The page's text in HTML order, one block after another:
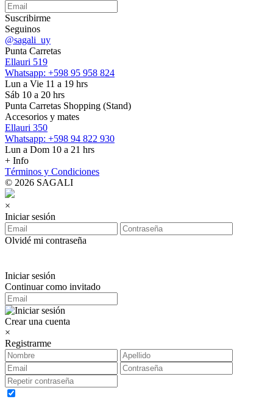
Suscribirme
Seguinos
@sagali_uy
Punta Carretas
Ellauri 519
Whatsapp: +598 95 958 824
Lun a Vie 11 a 19 hrs
Sáb 10 a 20 hrs
Punta Carretas Shopping (Stand)
Accesorios y mates
Ellauri 350
Whatsapp: +598 94 822 930
Lun a Dom 10 a 21 hrs
+ Info
Términos y Condiciones
© 2026 SAGALI
×
Iniciar sesión
Olvidé mi contraseña
Iniciar sesión
Continuar como invitado
Crear una cuenta
×
Registrarme